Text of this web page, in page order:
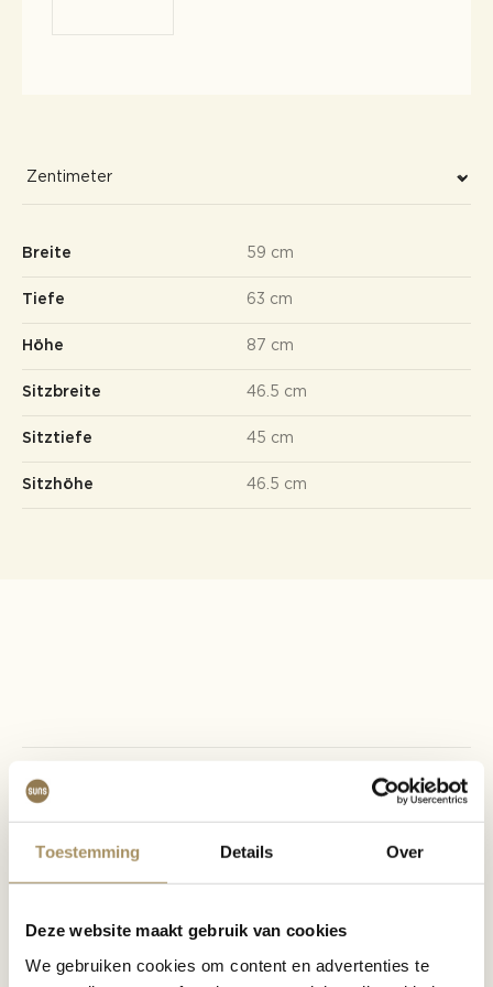
Toestemming Details Over
Deze website maakt gebruik van cookies
We gebruiken cookies om content en advertenties te
Breite 59 cm
Tiefe 63 cm
Höhe 87 cm
Sitzbreite 46.5 cm
Sitztiefe 45 cm
Sitzhöhe 46.5 cm
Materialien Wartung